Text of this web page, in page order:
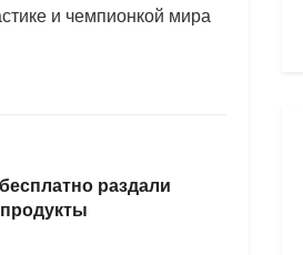
и чемпионкой мира
раздали